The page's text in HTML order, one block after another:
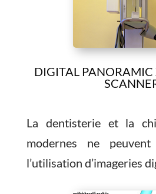
DIGITAL PANORAMIC
La dentisterie et la
modernes ne
l’utilisation d’imageries